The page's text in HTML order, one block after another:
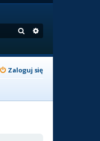
Szukaj
Zaloguj się